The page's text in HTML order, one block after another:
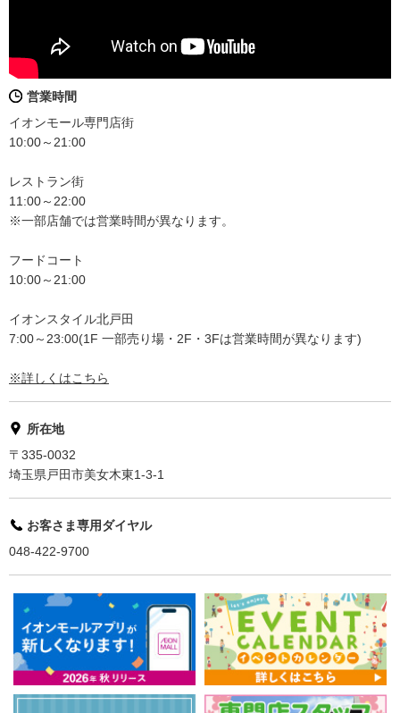
営業時間
イオンモール専門店街
10:00～21:00
レストラン街
11:00～22:00
※一部店舗では営業時間が異なります。
フードコート
10:00～21:00
イオンスタイル北戸田
7:00～23:00(1F 一部売り場・2F・3Fは営業時間が異なります)
※詳しくはこちら
所在地
〒335-0032
埼玉県戸田市美女木東1-3-1
お客さま専用ダイヤル
048-422-9700